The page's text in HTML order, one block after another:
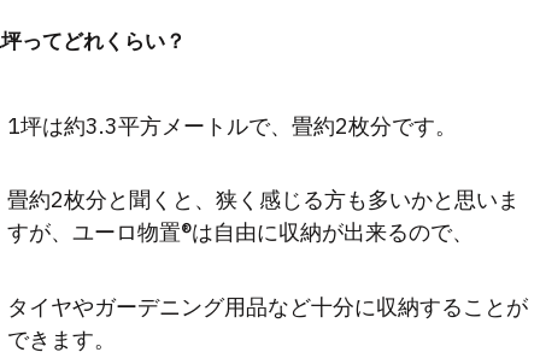
ってどれくらい？
1坪は約3.3平方メートルで、畳約2枚分です。
畳約2枚分と聞くと、狭く感じる方も多いかと思いま
すが、ユーロ物置®は自由に収納が出来るので、
タイヤやガーデニング用品など十分に収納することが
できます。